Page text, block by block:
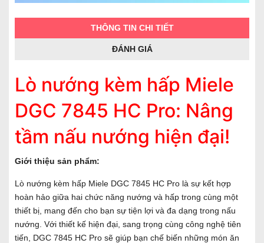
THÔNG TIN CHI TIẾT
ĐÁNH GIÁ
Lò nướng kèm hấp Miele
DGC 7845 HC Pro: Nâng
tầm nấu nướng hiện đại!
Giới thiệu sản phẩm:
Lò nướng kèm hấp Miele DGC 7845 HC Pro là sự kết hợp
hoàn hảo giữa hai chức năng nướng và hấp trong cùng một
thiết bị, mang đến cho bạn sự tiện lợi và đa dạng trong nấu
nướng. Với thiết kế hiện đại, sang trọng cùng công nghệ tiên
tiến, DGC 7845 HC Pro sẽ giúp bạn chế biến những món ăn